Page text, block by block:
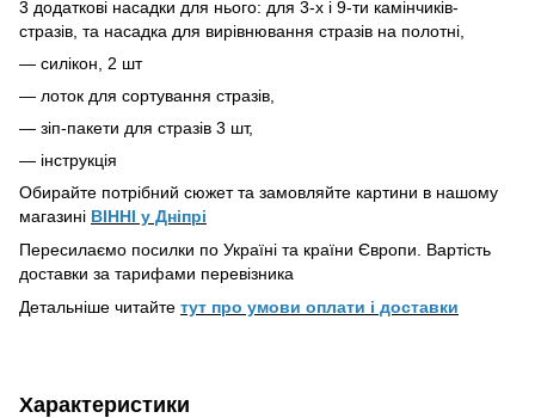
3 додаткові насадки для нього: для 3-х і 9-ти камінчиків-
стразів, та насадка для вирівнювання стразів на полотні,
— силікон, 2 шт
— лоток для сортування стразів,
— зіп-пакети для стразів 3 шт,
— інструкція
Обирайте потрібний сюжет та замовляйте картини в нашому
магазині ВІННІ у Дніпрі
Пересилаємо посилки по Україні та країни Європи. Вартість
доставки за тарифами перевізника
Детальніше читайте тут про умови оплати і доставки
Характеристики